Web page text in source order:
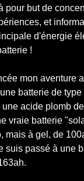
pour but de
et
d'énergie
!
mon aventure
batterie de
acide plomb
vraie batterie
mais à gel, de
suis passé à une